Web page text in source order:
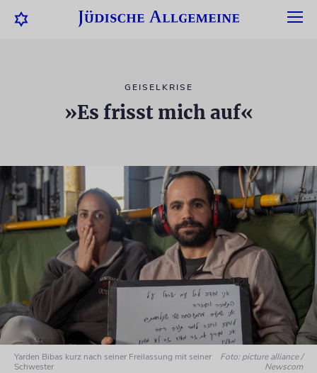
GEISELKRISE
»Es frisst mich auf«
Yarden Bibas kurz nach seiner Freilassung mit seiner
Schwester
Foto: picture alliance /
Newscom